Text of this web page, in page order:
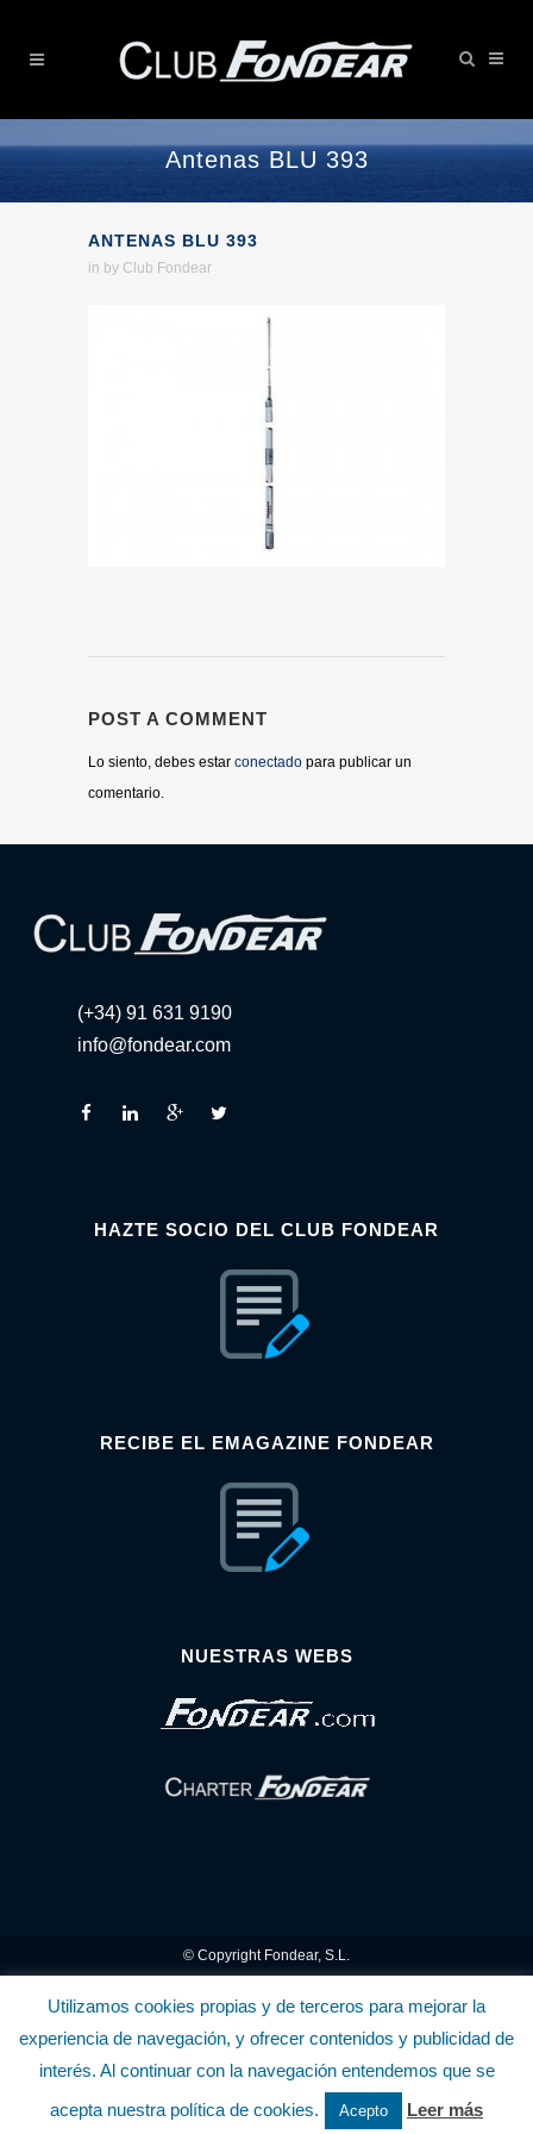
Antenas BLU 393
ANTENAS BLU 393
in by Club Fondear
POST A COMMENT
Lo siento, debes estar conectado para publicar un
comentario.
(+34) 91 631 9190
info@fondear.com
HAZTE SOCIO DEL CLUB FONDEAR
RECIBE EL EMAGAZINE FONDEAR
NUESTRAS WEBS
© Copyright Fondear, S.L.
Aunque se consideran exactas, declinamos toda responsabilidad sobre la
información y precios inscritos. Estas informaciones no son contractuales.
Política de privacidad y cookies .........................-......................... Política de utilización
Utilizamos cookies propias y de terceros para mejorar la
experiencia de navegación, y ofrecer contenidos y publicidad de
interés. Al continuar con la navegación entendemos que se
acepta nuestra política de cookies.
Acepto Leer más